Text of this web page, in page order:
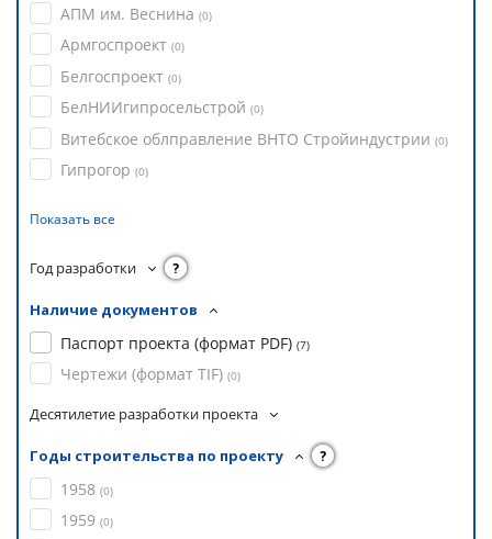
АПМ им. Веснина (0)
Армгоспроект (0)
Белгоспроект (0)
БелНИИгипросельстрой (0)
Витебское облправление ВНТО Стройиндустрии (0)
Гипрогор (0)
Показать все
Год разработки ?
Наличие документов
Паспорт проекта (формат PDF) (7)
Чертежи (формат TIF) (0)
Десятилетие разработки проекта
Годы строительства по проекту ?
1958 (0)
1959 (0)